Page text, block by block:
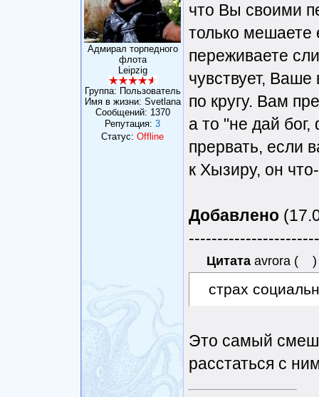
Адмирал торпедного
флота
Leipzig
Группа: Пользователь
Имя в жизни: Svetlana
Сообщений: 1370
Репутация: 3
Статус: Offline
что Вы своими
только мешаете
переживаете
чувствует, Ваше
по кругу. Вам
а то "не дай
прервать, если
к Хызиру, он
Добавлено
Цитата avrora ( )
страх
Это самый
расстаться с